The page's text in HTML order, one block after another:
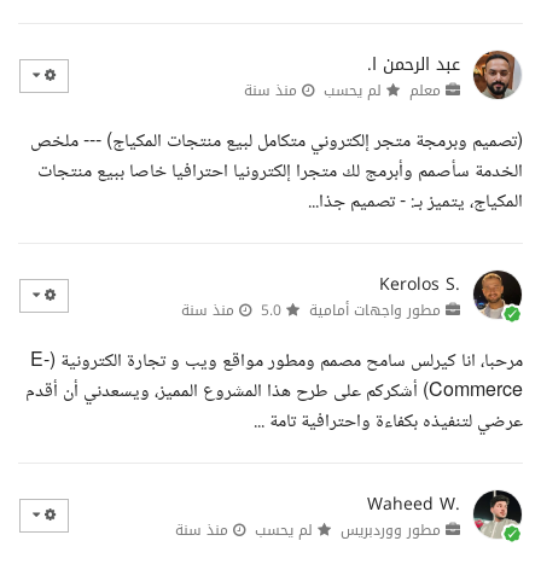
عبد الرحمن ا.
معلم لم يحسب منذ سنة
(تصميم وبرمجة متجر إلكتروني متكامل لبيع منتجات المكياج) --- ملخص
الخدمة سأصمم وأبرمج لك متجرا إلكترونيا احترافيا خاصا ببيع منتجات
المكياج، يتميز بـ: - تصميم جذا...
Kerolos S.
مطور واجهات أمامية منذ سنة
مرحبا، انا كيرلس سامح مصمم ومطور مواقع ويب و تجارة الكترونية (E-
Commerce) أشكركم على طرح هذا المشروع المميز، ويسعدني أن أقدم
عرضي لتنفيذه بكفاءة واحترافية تامة ...
Waheed W.
مطور ووردبريس لم يحسب منذ سنة